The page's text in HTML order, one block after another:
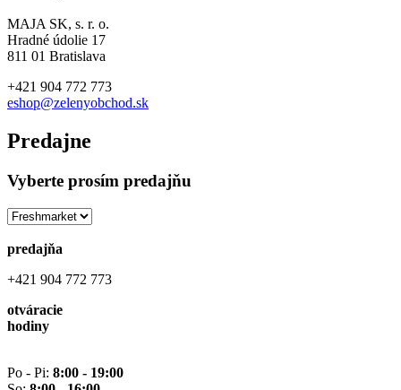
MAJA SK, s. r. o.
Hradné údolie 17
811 01 Bratislava
+421 904 772 773
eshop@zelenyobchod.sk
Predajne
Vyberte prosím predajňu
predajňa
+421 904 772 773
otváracie
hodiny
Po - Pi: 8:00 - 19:00